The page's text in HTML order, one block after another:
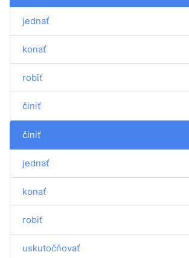
jednať
konať
robiť
činiť
činiť
jednať
konať
robiť
uskutočňovať